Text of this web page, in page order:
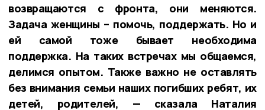
возвращаются с фронта, они меняются.
Задача женщины – помочь, поддержать. Но и
ей самой тоже бывает необходима
поддержка. На таких встречах мы общаемся,
делимся опытом. Также важно не оставлять
без внимания семьи наших погибших ребят, их
детей, родителей, — сказала Наталия